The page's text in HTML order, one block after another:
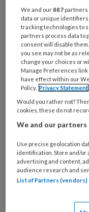
Al een
Wat
is
je
e-
mailadres?
*
Kies
je
wachtwoord*
Kies
functie *
Bij
welke
organisatie
Ontvang 2x
We and our887 partners
data or unique
tracking technologies to
partners process data to
consent will disable
you see may not be as
change your choices or
Manage Preferences link
have effect within our
Policy. Privacy Statement
Would you rather not?
cookies, these do not
We and our
Use precise geolocation
identification. Store and/or
advertising and content,
audience research and
List of Partners (vendors)